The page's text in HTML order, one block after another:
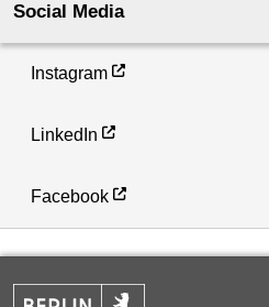
Social Media
Instagram
LinkedIn
Facebook